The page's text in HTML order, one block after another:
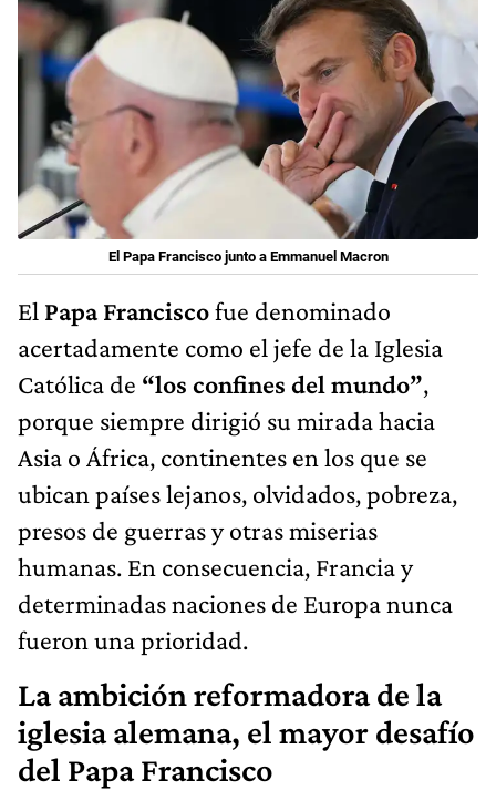
El Papa Francisco junto a Emmanuel Macron
El Papa Franciscofue denominado
acertadamente como el jefe de la Iglesia
Católica de “los confines del mundo”,
porque siempre dirigió su mirada hacia
Asia o África, continentes en los que se
ubican países lejanos, olvidados, pobreza,
presos de guerras y otras miserias
humanas. En consecuencia, Francia y
determinadas naciones de Europa nunca
fueron una prioridad.
La ambición reformadora de la
iglesia alemana, el mayor desafío
del Papa Francisco